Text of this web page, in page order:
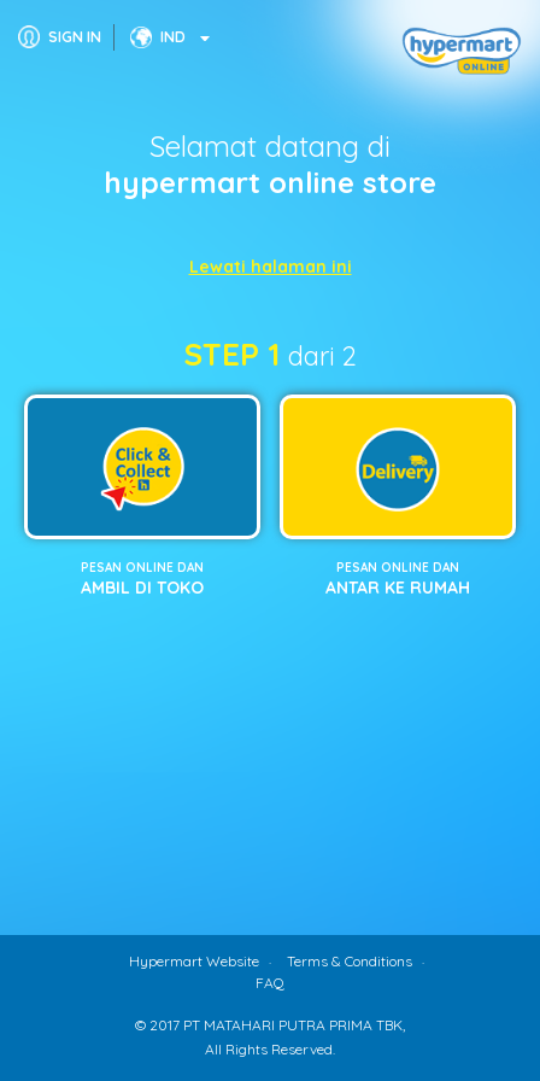
SIGN IN IND
Selamat datang di
hypermart online store
Lewati halaman ini
STEP 1 dari 2
PESAN ONLINE DAN
AMBIL DI TOKO
PESAN ONLINE DAN
ANTAR KE RUMAH
Hypermart Website
Terms & Conditions
FAQ
© 2017 PT MATAHARI PUTRA PRIMA TBK,
All Rights Reserved.